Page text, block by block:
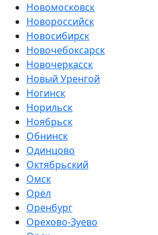
Новомосковск
Новороссийск
Новосибирск
Новочебоксарск
Новочеркасск
Новый Уренгой
Ногинск
Норильск
Ноябрьск
Обнинск
Одинцово
Октябрьский
Омск
Орёл
Оренбург
Орехово-Зуево